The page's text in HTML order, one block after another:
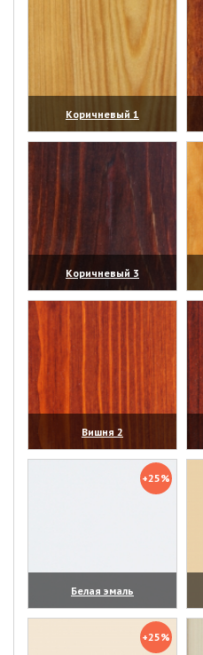
Коричневый 1
(увеличить)
Коричневый 3
(увеличить)
Вишня 2
(увеличить)
+25%
Белая эмаль
(увеличить)
+25%